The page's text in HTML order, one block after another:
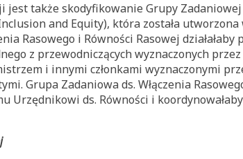
jest także skodyfikowanie Grupy Zadaniowej
and Equity), która została
Rasowego i Równości Rasowej
z przewodniczących wyznaczonych
i innymi członkami wyznaczonymi
Grupa Zadaniowa ds. Włączenia
Urzędnikowi ds. Równości i